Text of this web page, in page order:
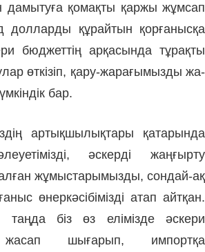
қомақты қаржы жұм­сап
доллар­ды құрайтын қорғанысқа
бюджеттің арқа­сын­да тұрақты
өткізіп, қару-жа­ра­ғымызды жа­
бар.
артық­шылық­та­ры қатарында
әс­керді жаңғырту
жұмыстарымызды, сон­дай-ақ
өнер­кәсібімізді атап айтқан.
таңда біз өз елімізде әскери
жасап шығарып, импортқа